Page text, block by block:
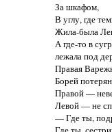
За шкафом,
В углу, где
Жила-была
А где-то в
лежала под
Правая
Борей
Правой —
Левой — не
— Где ты,